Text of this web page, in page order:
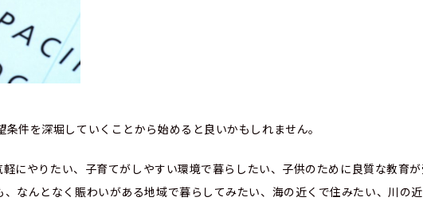
件を深堀していくことから始めると良いかもしれません。
にやりたい、子育てがしやすい環境で暮らしたい、子供のために良質な教育
なんとなく賑わいがある地域で暮らしてみたい、海の近くで住みたい、川の